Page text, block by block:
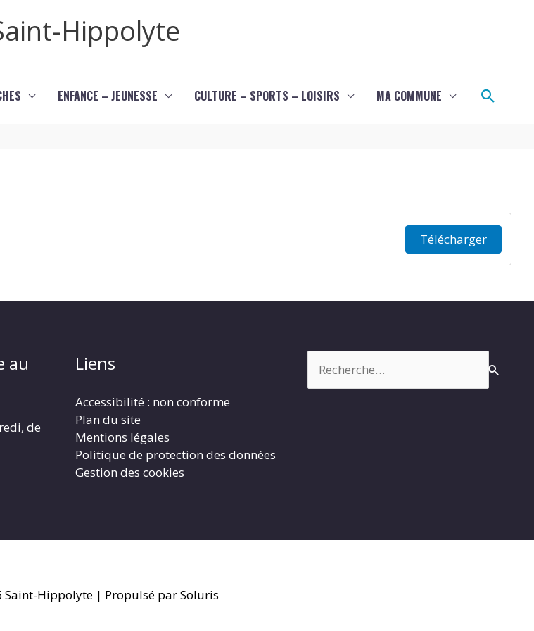
Hippolyte
ENFANCE – JEUNESSE CULTURE – SPORTS – LOISIRS MA COMMUNE
Télécharger
au
de
Liens
Accessibilité : non conforme
Plan du site
Mentions légales
Politique de protection des données
Gestion des cookies
Saint-Hippolyte | Propulsé par Soluris